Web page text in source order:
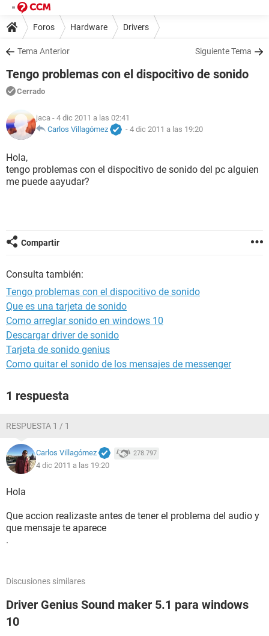
Foros Hardware Drivers
Tema Anterior Siguiente Tema
Tengo problemas con el dispocitivo de sonido
Cerrado
jaca - 4 dic 2011 a las 02:41
Carlos Villagómez
- 4 dic 2011 a las 19:20
Hola,
tengo problemas con el dispocitivo de sonido del pc alguien
me puede aayudar?
Compartir
Consulta también:
Tengo problemas con el dispocitivo de sonido
Que es una tarjeta de sonido
Como arreglar sonido en windows 10
Descargar driver de sonido
Tarjeta de sonido genius
Como quitar el sonido de los mensajes de messenger
1 respuesta
RESPUESTA 1 / 1
Carlos Villagómez 278.797
4 dic 2011 a las 19:20
Hola
Que accion realizaste antes de tener el problema del audio y
que mensaje te aparece
.
Discusiones similares
Driver Genius Sound maker 5.1 para windows
10